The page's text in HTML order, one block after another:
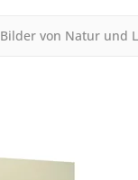
Bilder von Natur und